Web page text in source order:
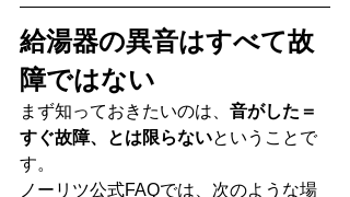
給湯器の異音はすべて故
障ではない
まず知っておきたいのは、 音がした＝
すぐ故障、とは限らないということで
す。
ノーリツ公式FAQでは、次のような場